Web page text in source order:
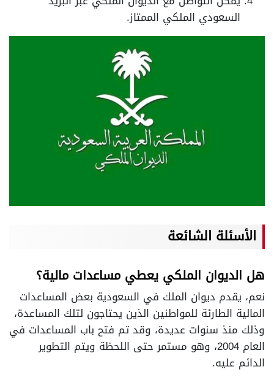
السعودي الملكي الممتاز.
الأسئلة الشائعة
هل الديوان الملكي يعطي مساعدات مالية؟
نعم، يقدم ديوان الملك في السعودية بعض المساعدات
المالية الطارئة للمواطنين الذين يحتاجون لتلك المساعدة،
وذلك منذ سنوات عديدة، وقد تم فتح باب المساعدات في
العام 2004، وهو مستمر حتى اللحظة ويتم التطوير
الدائم عليه.